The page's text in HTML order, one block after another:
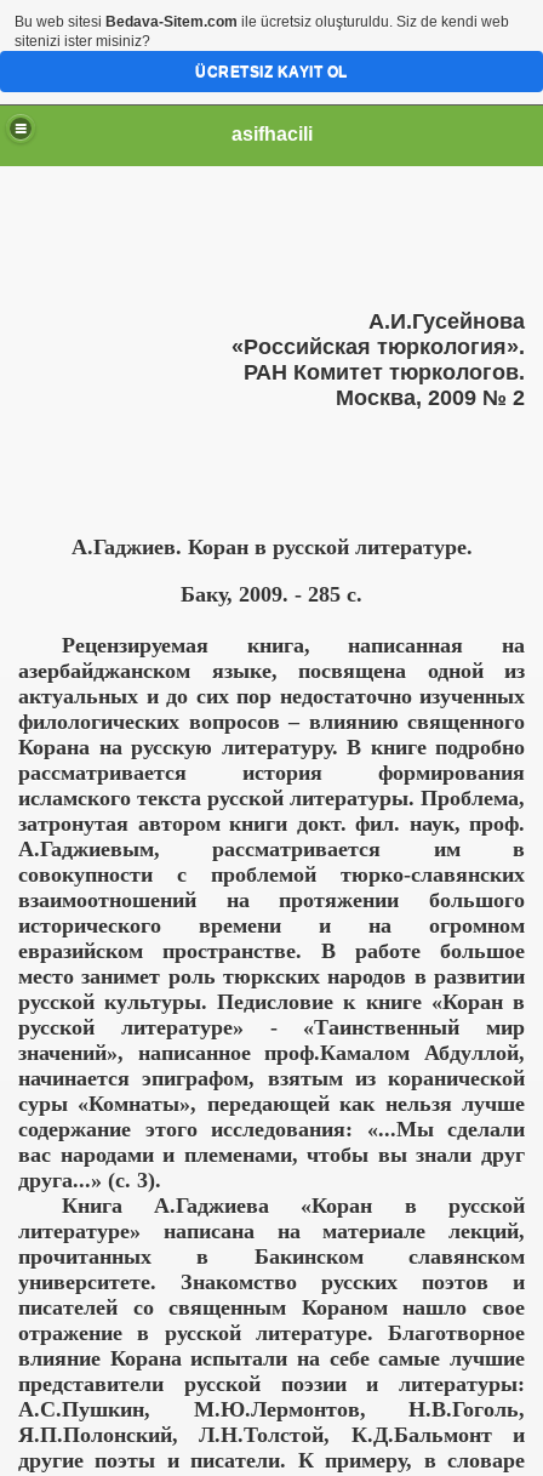
asifhacili
А.И.Гусейнова
«Российская тюркология».
РАН Комитет тюркологов.
Москва, 2009 № 2
А.Гаджиев. Коран в русской литературе.
Баку, 2009. - 285 с.
Рецензируемая книга, написанная на
азербайджанском языке, посвящена одной из
актуальных и до сих пор недостаточно изученных
филологических вопросов – влиянию священного
Корана на русскую литературу. В книге подробно
рассматривается история формирования
исламского текста русской литературы. Проблема,
затронутая автором книги докт. фил. наук, проф.
А.Гаджиевым, рассматривается им в
совокупности с проблемой тюрко-славянских
взаимоотношений на протяжении большого
исторического времени и на огромном
евразийском пространстве. В работе большое
место занимет роль тюркских народов в развитии
русской культуры. Педисловие к книге «Коран в
русской литературе» - «Таинственный мир
значений», написанное проф.Камалом Абдуллой,
начинается эпиграфом, взятым из коранической
суры «Комнаты», передающей как нельзя лучше
содержание этого исследования: «...Мы сделали
вас народами и племенами, чтобы вы знали друг
друга...» (с. 3).
Книга А.Гаджиева «Коран в русской
литературе» написана на материале лекций,
прочитанных в Бакинском славянском
университете. Знакомство русских поэтов и
писателей со священным Кораном нашло свое
отражение в русской литературе. Благотворное
влияние Корана испытали на себе самые лучшие
представители русской поэзии и литературы:
А.С.Пушкин, М.Ю.Лермонтов, Н.В.Гоголь,
Я.П.Полонский, Л.Н.Толстой, К.Д.Бальмонт и
другие поэты и писатели. К примеру, в словаре
Bu web sitesi Bedava-Sitem.com ile ücretsiz oluşturuldu. Siz de kendi web
sitenizi ister misiniz?
ÜCRETSIZ KAYIT OL